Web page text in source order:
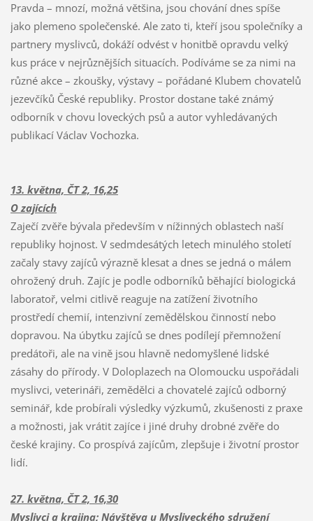
Pravda – mnozí, možná většina, jsou chování dnes spíše
jako plemeno společenské. Ale zato ti, kteří jsou společníky a
partnery myslivců, dokáží odvést v honitbě opravdu velký
kus práce v nejrůznějších situacích. Podíváme se za nimi na
různé akce – zkoušky, výstavy – pořádané Klubem chovatelů
jezevčíků České republiky. Prostor dostane také známý
odborník v chovu loveckých psů a autor vyhledávaných
publikací Václav Vochozka.
13. května, ČT 2, 16,25
O zajících
Zaječí zvěře bývala především v nížinných oblastech naší
republiky hojnost. V sedmdesátých letech minulého století
začaly stavy zajíců výrazně klesat a dnes se jedná o málem
ohrožený druh. Zajíc je podle odborníků běhající biologická
laboratoř, velmi citlivě reaguje na zatížení životního
prostředí chemií, intenzivní zemědělskou činností nebo
dopravou. Na úbytku zajíců se dnes podílejí přemnožení
predátoři, ale na vině jsou hlavně nedomyšlené lidské
zásahy do přírody. V Doloplazech na Olomoucku uspořádali
myslivci, veterináři, zemědělci a chovatelé zajíců odborný
seminář, kde probírali výsledky výzkumů, zkušenosti z praxe
a možnosti, jak vrátit zajíce i jiné druhy drobné zvěře do
české krajiny. Co prospívá zajícům, zlepšuje i životní prostor
lidí.
27. května, ČT 2, 16,30
Myslivci a krajina; Návštěva u Mysliveckého sdružení